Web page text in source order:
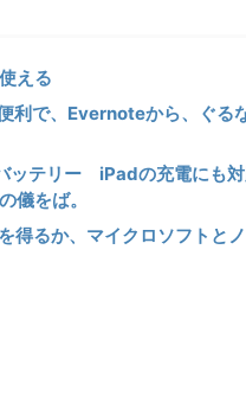
える
利で、Evernoteから、ぐる
ッテリー iPadの充電にも
儀をば。
得るか、マイクロソフトと